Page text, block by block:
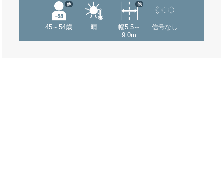
45～54歳
他
晴
幅5.5～
9.0m
他
信号なし